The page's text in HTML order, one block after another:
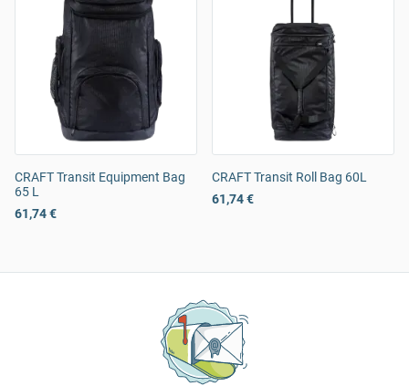
CRAFT Transit Equipment Bag
65 L
61,74 €
CRAFT Transit Roll Bag 60L
61,74 €